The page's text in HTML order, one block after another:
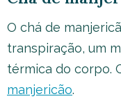
O chá de
transpiração, um
térmica do corpo.
manjericão.